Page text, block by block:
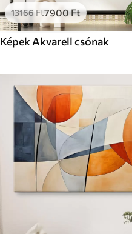
13166Ft7900Ft
Képek Akvarell csónak